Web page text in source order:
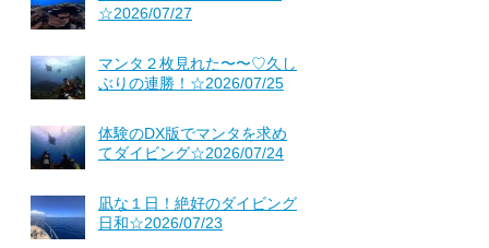
☆2026/07/27
マンタ２枚見れた〜〜♡久し
ぶりの連勝！☆2026/07/25
体験のDX版でマンタを求め
てダイビング☆2026/07/24
凪な１日！絶好のダイビング
日和☆2026/07/23